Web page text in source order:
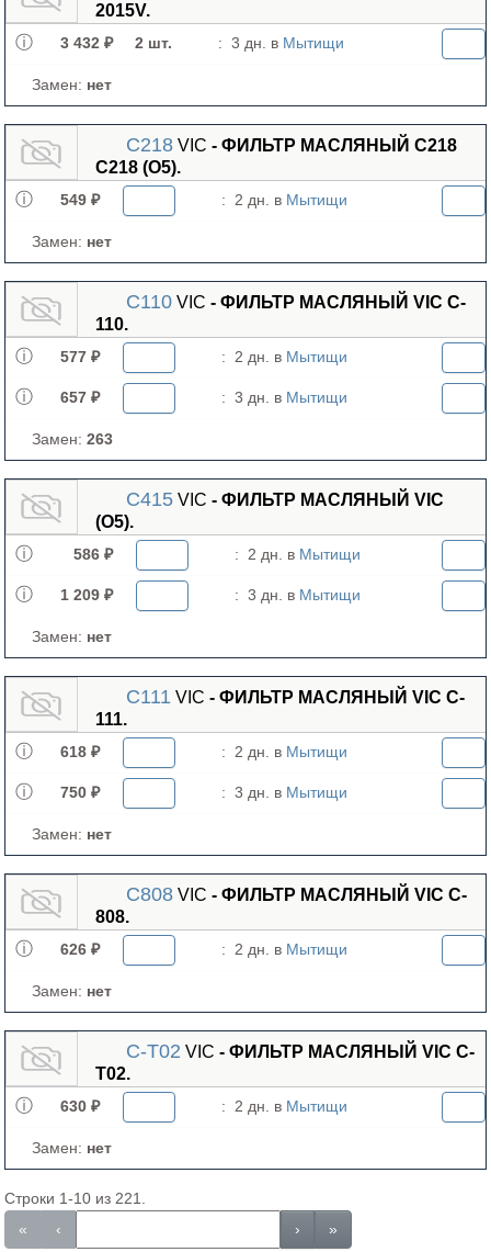
2015V.
3 432 ₽ 2 шт. : 3 дн. в Мытищи
Замен: нет
C218 VIC - ФИЛЬТР МАСЛЯНЫЙ C218
C218 (О5).
549 ₽ : 2 дн. в Мытищи
Замен: нет
C110 VIC - ФИЛЬТР МАСЛЯНЫЙ VIC C-
110.
577 ₽ : 2 дн. в Мытищи
657 ₽ : 3 дн. в Мытищи
Замен: 263
C415 VIC - ФИЛЬТР МАСЛЯНЫЙ VIC
(О5).
586 ₽ : 2 дн. в Мытищи
1 209 ₽ : 3 дн. в Мытищи
Замен: нет
C111 VIC - ФИЛЬТР МАСЛЯНЫЙ VIC C-
111.
618 ₽ : 2 дн. в Мытищи
750 ₽ : 3 дн. в Мытищи
Замен: нет
C808 VIC - ФИЛЬТР МАСЛЯНЫЙ VIC C-
808.
626 ₽ : 2 дн. в Мытищи
Замен: нет
C-T02 VIC - ФИЛЬТР МАСЛЯНЫЙ VIC C-
T02.
630 ₽ : 2 дн. в Мытищи
Замен: нет
Строки 1-10 из 221.
«
‹ › »